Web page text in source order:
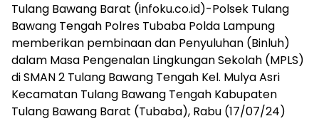
Tulang Bawang Barat (infoku.co.id)-Polsek Tulang
Bawang Tengah Polres Tubaba Polda Lampung
memberikan pembinaan dan Penyuluhan (Binluh)
dalam Masa Pengenalan Lingkungan Sekolah (MPLS)
di SMAN 2 Tulang Bawang Tengah Kel. Mulya Asri
Kecamatan Tulang Bawang Tengah Kabupaten
Tulang Bawang Barat (Tubaba), Rabu (17/07/24)